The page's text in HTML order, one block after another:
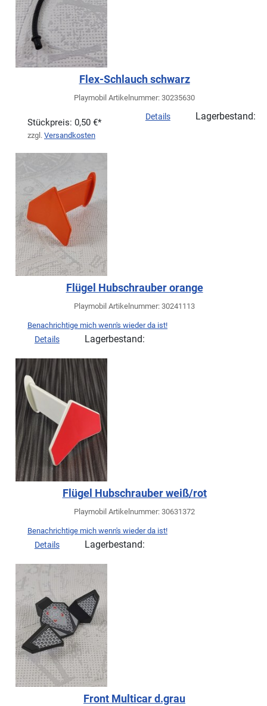
Flex-Schlauch schwarz
Playmobil Artikelnummer: 30235630
Stückpreis: 0,50 €*
zzgl. Versandkosten
Details Lagerbestand:
Flügel Hubschrauber orange
Playmobil Artikelnummer: 30241113
Benachrichtige mich wenn's wieder da ist!
Details Lagerbestand:
Flügel Hubschrauber weiß/rot
Playmobil Artikelnummer: 30631372
Benachrichtige mich wenn's wieder da ist!
Details Lagerbestand:
Front Multicar d.grau